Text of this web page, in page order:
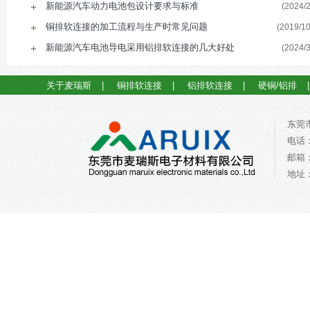
(2024/
新能源汽车动力电池包设计要求与标准
(2019/
铜排软连接的加工流程与生产时常见问题
(2024/
新能源汽车电池导电采用铝排软连接的几大好处
关于麦瑞斯 铜排软连接 铝排软连接 硬铜/铝排
东莞
电话
邮箱
地址